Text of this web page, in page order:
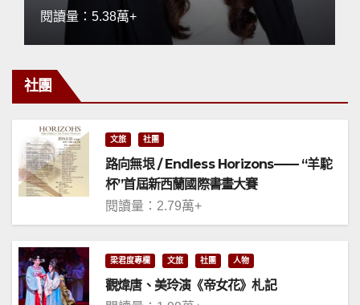
閱讀量：8.35萬+
社團
文旅 社團
路向無垠 / Endless Horizons—— “羊駝
杯”首屆新西蘭國際書畫大賽
閱讀量：2.79萬+
梁君度專欄 文旅 社團 人物
觀煒唐、美玲演《帝女花》札記